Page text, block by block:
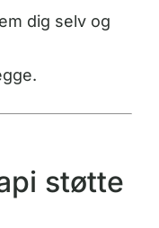
dig selv og
støtte